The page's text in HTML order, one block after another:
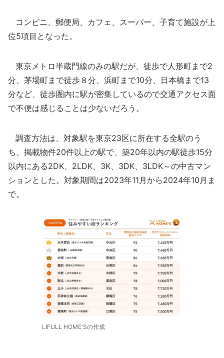
コンビニ、郵便局、カフェ、スーパー、子育て施設が上
位5項目となった。
東京メトロ半蔵門線のみの駅だが、徒歩で人形町まで2
分、茅場町まで徒歩８分、浜町まで10分、日本橋まで13
分など、徒歩圏内に駅が密集しているので交通アクセス面
で不便は感じることは少ないだろう。
調査方法は、対象駅を東京23区に所在する全駅のう
ち、掲載物件20件以上の駅で、築20年以内の駅徒歩15分
以内にある2DK、2LDK、3K、3DK、3LDK～の中古マン
ションとした。対象期間は2023年11月から2024年10月ま
で。
LIFULL HOME'Sの作成